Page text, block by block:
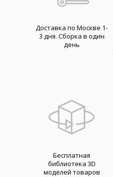
Доставка по Москве 1-
3 дня. Cборка в один
день
Бесплатная
библиотека 3D
моделей товаров